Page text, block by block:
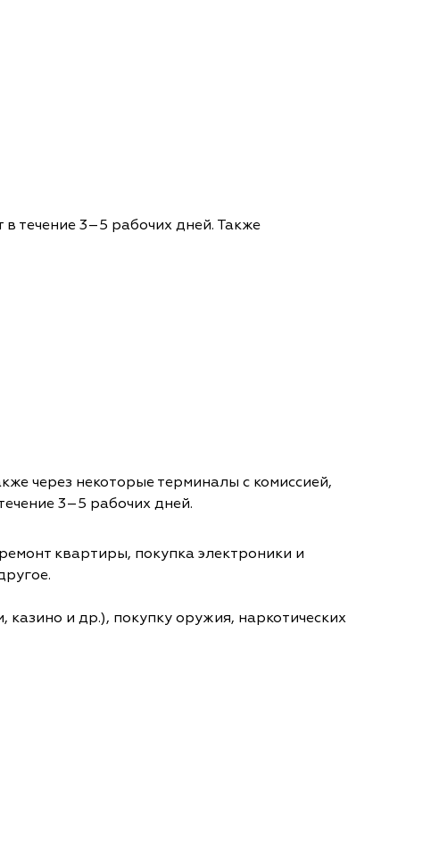
течение 3–5 рабочих дней. Также
через некоторые терминалы с комиссией,
3–5 рабочих дней.
квартиры, покупка электроники и
и др.), покупку оружия, наркотических